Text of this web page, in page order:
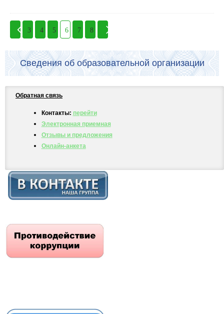
3 4 5 6 7 8
Сведения об образовательной организации
Обратная связь
Контакты: перейти
Электронная приемная
Отзывы и предложения
Онлайн-анкета